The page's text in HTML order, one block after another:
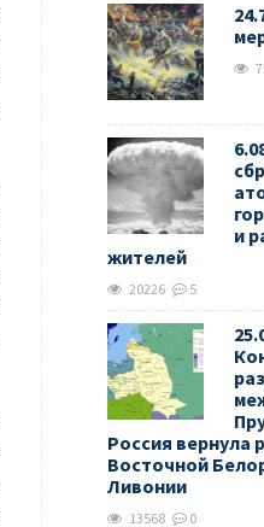
и
жителей
20226 5
Россия вернула
Восточной
Ливонии
13568 0